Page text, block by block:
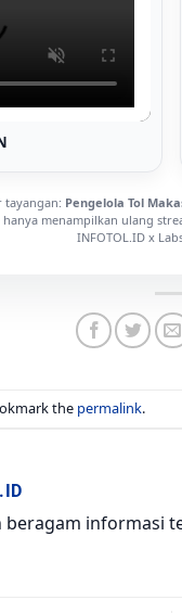
tayangan: Pengelola Tol
hanya menampilkan ulang
INFOTOL.ID x
the permalink.
beragam informasi